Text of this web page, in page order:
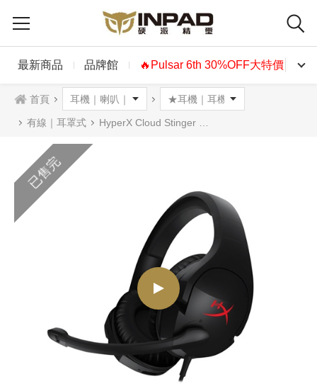
最新商品 品牌館 🔥Pulsar 6th 30%OFF大特價🔥
首頁
有線｜耳罩式 HyperX Cloud Stinger 毒刺 耳罩式耳機麥克風 XBOX、PS4適用
已售完